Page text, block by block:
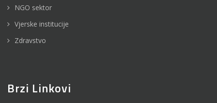
NGO sektor
Vjerske institucije
Zdravstvo
Brzi Linkovi